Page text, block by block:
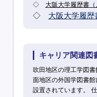
◇ 大阪大学履歴書
◇ 大阪大学履歴
キャリア関連図
吹田地区の理工学図
面地区の外国学図書
設置されています。